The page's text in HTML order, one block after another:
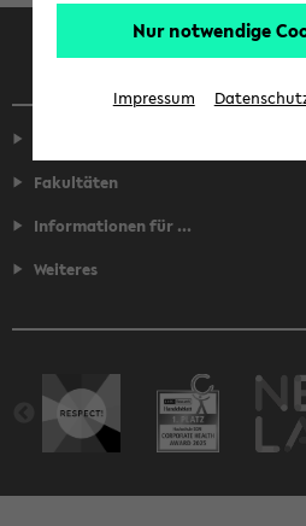
Facebook
Fakultäten
Informationen für ...
Weiteres
Nur notwendige
Impressum